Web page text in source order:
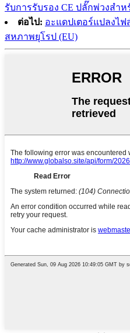
รับการรับรอง CE ปลั๊กพ่วงสำห
ต่อไป: อะแดปเตอร์แปลงไฟ
สหภาพยุโรป (EU)